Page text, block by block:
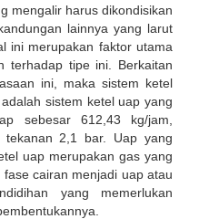
mengalir harus dikondisikan
lainnya yang larut
ini merupakan faktor utama
terhadap tipe ini. Berkaitan
ini, maka sistem ketel
sistem ketel uap yang
sebesar 612,43 kg/jam,
tekanan 2,1 bar. Uap yang
uap merupakan gas yang
cairan menjadi uap atau
yang memerlukan